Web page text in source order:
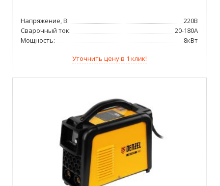
Напряжение, В:
220В
Сварочный ток:
20-180А
Мощность:
8кВт
Уточнить цену в 1 клик!